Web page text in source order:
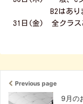
B2はあります
31日(金) 全クラス
Previous page
9月の